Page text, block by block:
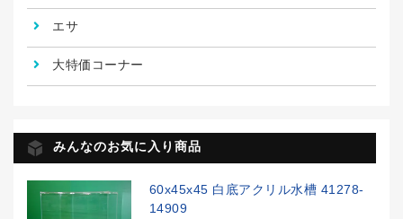
エサ
大特価コーナー
みんなのお気に入り商品
60x45x45 白底アクリル水槽 41278-
14909